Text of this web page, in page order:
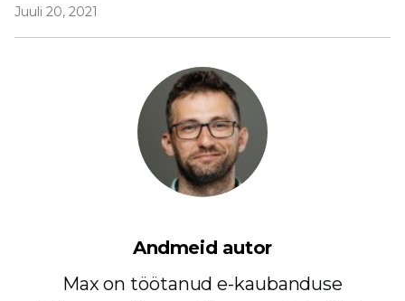
Juuli 20, 2021
Andmeid autor
Max on töötanud e-kaubanduse